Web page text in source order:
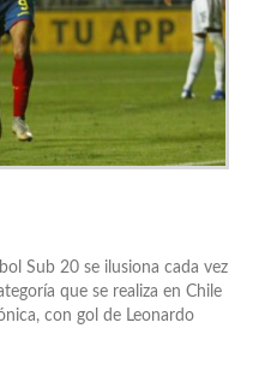
Sub 20 se ilusiona cada vez
que se realiza en Chile
con gol de Leonardo